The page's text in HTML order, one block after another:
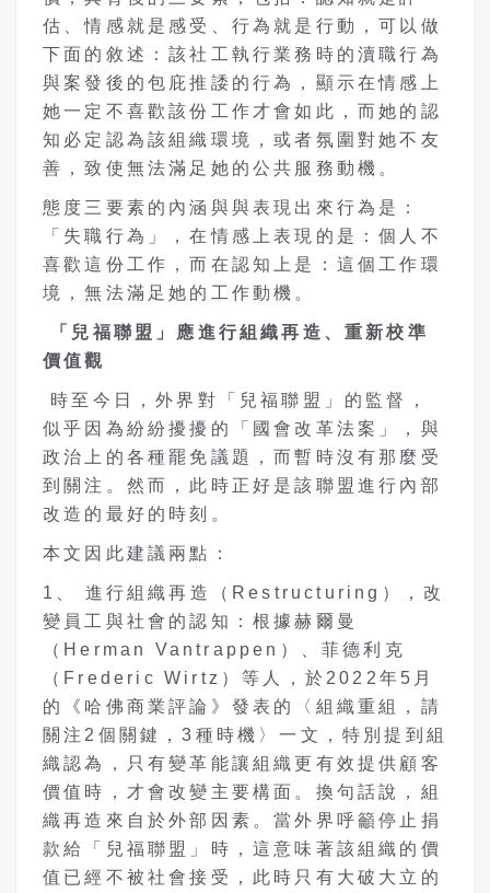
估、情感就是感受、行為就是行動，可以做
下面的敘述：該社工執行業務時的瀆職行為
與案發後的包庇推諉的行為，顯示在情感上
她一定不喜歡該份工作才會如此，而她的認
知必定認為該組織環境，或者氛圍對她不友
善，致使無法滿足她的公共服務動機。
態度三要素的內涵與與表現出來行為是：
「失職行為」，在情感上表現的是：個人不
喜歡這份工作，而在認知上是：這個工作環
境，無法滿足她的工作動機。
「兒福聯盟」應進行組織再造、重新校準
價值觀
時至今日，外界對「兒福聯盟」的監督，
似乎因為紛紛擾擾的「國會改革法案」，與
政治上的各種罷免議題，而暫時沒有那麼受
到關注。然而，此時正好是該聯盟進行內部
改造的最好的時刻。
本文因此建議兩點：
1、 進行組織再造（Restructuring），改
變員工與社會的認知：根據赫爾曼
（Herman Vantrappen）、菲德利克
（Frederic Wirtz）等人，於2022年5月
的《哈佛商業評論》發表的〈組織重組，請
關注2個關鍵，3種時機〉一文，特別提到組
織認為，只有變革能讓組織更有效提供顧客
價值時，才會改變主要構面。換句話說，組
織再造來自於外部因素。當外界呼籲停止捐
款給「兒福聯盟」時，這意味著該組織的價
值已經不被社會接受，此時只有大破大立的